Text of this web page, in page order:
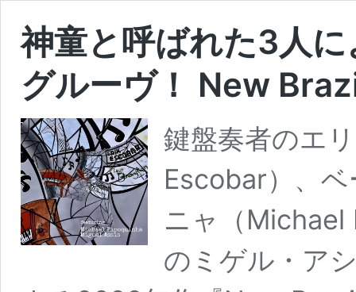
神童と呼ばれた3人
グルーヴ！ New
鍵盤奏者のエ
Escobar）、
ニャ（Michael
のミゲル・ア